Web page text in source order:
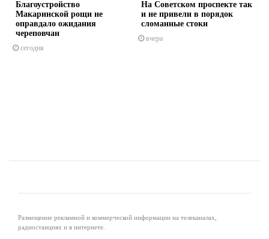
Благоустройство
Макаринской рощи не
оправдало ожидания
череповчан
сегодня
На Советском проспекте так
и не привели в порядок
сломанные стоки
вчера
Размещение рекламной и коммерческой информации на телеканалах,
радиостанциях и в интернете.